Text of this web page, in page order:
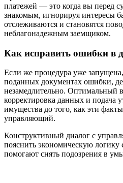
платежей — это когда вы перед
знакомым, игнорируя интересы
отслеживаются и становятся
неблагонадежным заемщиком.
Как исправить ошибки в
Если же процедура уже
поданных документах ошибки,
незамедлительно. Оптимальный
корректировка данных и подача
имущества до того, как эти
управляющий.
Конструктивный диалог с
пояснить экономическую
помогают снять подозрения в